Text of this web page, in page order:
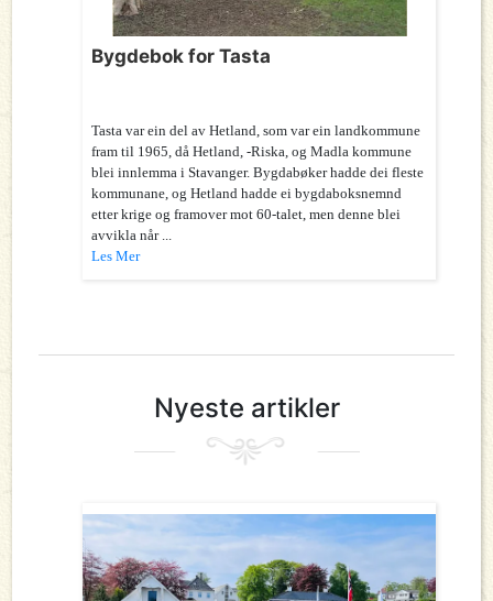
Bygdebok for Tasta
Tasta var ein del av Hetland, som var ein landkommune
fram til 1965, då Hetland, -Riska, og Madla kommune
blei innlemma i Stavanger. Bygdabøker hadde dei fleste
kommunane, og Hetland hadde ei bygdaboksnemnd
etter krige og framover mot 60-talet, men denne blei
avvikla når ...
Les Mer
Nyeste artikler